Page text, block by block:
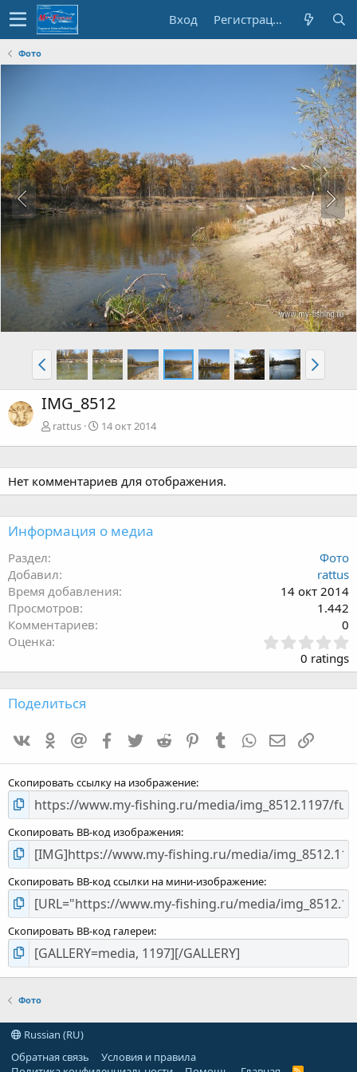
Вход Регистрация
Фото
IMG_8512
rattus 14 окт 2014
Нет комментариев для отображения.
Информация о медиа
Раздел
Фото
Добавил
rattus
Время добавления
14 окт 2014
Просмотров
1.442
Комментариев
0
Оценка
в
ё
з
0
0 ratings
Поделиться
Одноклассники
Mailru Facebook
TwitterReddit PinterestTumblrWhatsApp
E-mailСсылка
Скопировать ссылку на изображение
Скопировать BB-код изображения
Скопировать BB-код ссылки на мини-изображение
Скопировать BB-код галереи
Фото
Russian (RU)
Обратная связь
Условия и правила